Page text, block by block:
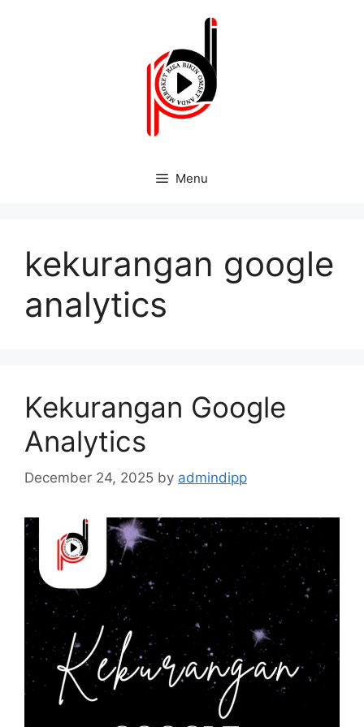
Menu
kekurangan google
analytics
Kekurangan Google
Analytics
December 24, 2025 by admindipp